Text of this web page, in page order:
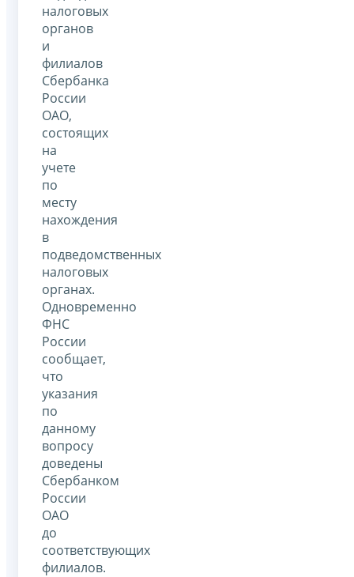
налоговых
органов
и
филиалов
Сбербанка
России
ОАО,
состоящих
на
учете
по
месту
нахождения
в
подведомственных
налоговых
органах.
Одновременно
ФНС
России
сообщает,
что
указания
по
данному
вопросу
доведены
Сбербанком
России
ОАО
до
соответствующих
филиалов.